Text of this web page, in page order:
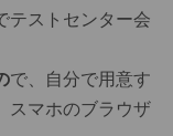
テストセンター会
で、自分で用意す
スマホのブラウザ